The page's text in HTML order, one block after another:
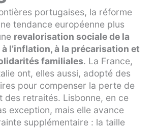
portugaises, la réforme
tendance européenne plus
revalorisation sociale de la
l’inflation, à la précarisation et
familiales. La France,
ont, elles aussi, adopté des
pour compenser la perte de
des retraités. Lisbonne, en ce
exception, mais elle avance
supplémentaire : la taille